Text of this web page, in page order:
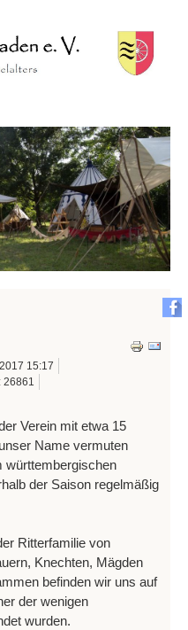
15:17
26861
Verein mit etwa 15
Name vermuten
württembergischen
der Saison regelmäßig
Ritterfamilie von
Knechten, Mägden
befinden wir uns auf
der wenigen
wurden.